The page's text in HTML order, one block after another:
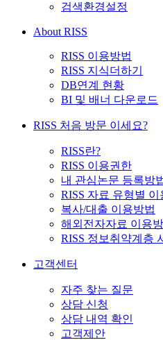
검색환경설정
About RISS
RISS 이용방법
RISS 지식더하기
DB연계 현황
BI 및 배너 다운로드
RISS 처음 방문 이세요?
RISS란?
RISS 이용권한
내 관심논문 등록방
RISS 자료 유형별 이
복사/대출 이용방법
해외전자자료 이용
RISS 정보취약계층
고객센터
자주 찾는 질문
상담 신청
상담 내역 확인
고객제안